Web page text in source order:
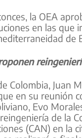
la OEA
en las que
de
Colombia, Juan
en su reunión
Evo
de la
(CAN) en la